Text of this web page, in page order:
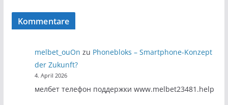
Kommentare
melbet_ouOn zu Phonebloks – Smartphone-Konzept
der Zukunft?
4. April 2026
мелбет телефон поддержки www.melbet23481.help